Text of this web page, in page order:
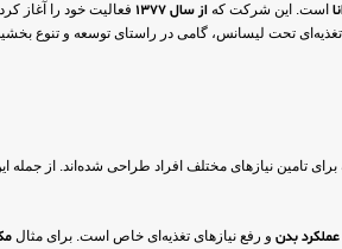
است. این شرکت که از سال 1377
فعالیت خود را آغاز
تحت لیسانس، گامی در راستای توسعه و تنوع
بدن و رفع نیازهای تغذیه‌ای خاص است. برای مثال